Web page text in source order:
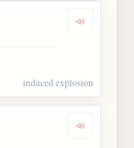
Dengarkan
induced explosion
Dengarkan